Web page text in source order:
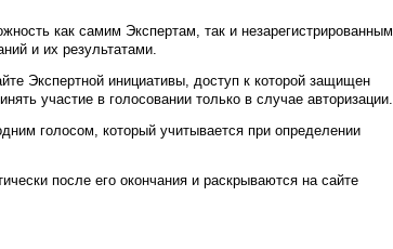
как самим Экспертам, так и незарегистрированным
и их результатами.
Экспертной инициативы, доступ к которой защищен
участие в голосовании только в случае авторизации.
голосом, который учитывается при определении
после его окончания и раскрываются на сайте